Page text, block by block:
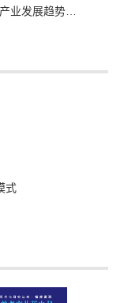
北省合作前景研究
式